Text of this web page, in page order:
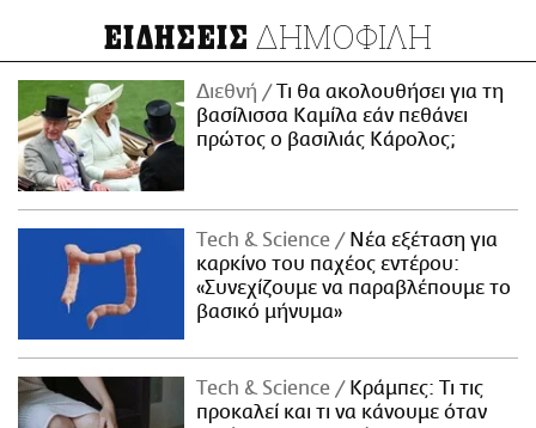
ΕΙΔΗΣΕΙΣ ΔΗΜΟΦΙΛΗ
Διεθνή
Τι θα ακολουθήσει για τη
βασίλισσα Καμίλα εάν πεθάνει
πρώτος ο βασιλιάς Κάρολος;
Τech & Science
Νέα εξέταση για
καρκίνο του παχέος εντέρου:
«Συνεχίζουμε να παραβλέπουμε το
βασικό μήνυμα»
Τech & Science
Κράμπες: Τι τις
προκαλεί και τι να κάνουμε όταν